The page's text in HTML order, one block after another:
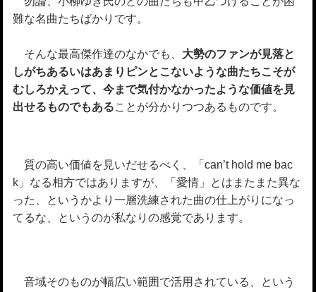
難な名曲たちばかりです。
そんな最高傑作達のなかでも、 大勢のファンが見落と
しがちあるいはあまりピンとこないような曲たちこそが
むしろかえって、今まで気付かなかったような価値を見
出せるものでもあることが分かりつつあるものです。
質の高い価値を見いだせるべく、「can’t hold me bac
k」なる相方ではありますが、「愛情」とはまたまた異な
った、というかより一層洗練された曲の仕上がりになっ
てるな、というのが私なりの感覚であります。
音域そのものが幅広い範囲で活用されている、という